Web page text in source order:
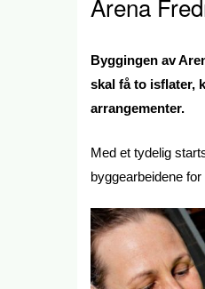
Arena
Byggingen av
skal få to isflater,
arrangementer.
Med et tydelig
byggearbeidene for